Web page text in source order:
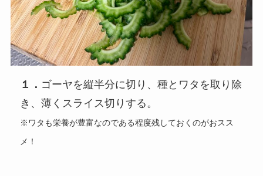
１． ゴーヤを縦半分に切り、種とワタを取り除
き、薄くスライス切りする。
※ワタも栄養が豊富なのである程度残しておくのがおスス
メ！